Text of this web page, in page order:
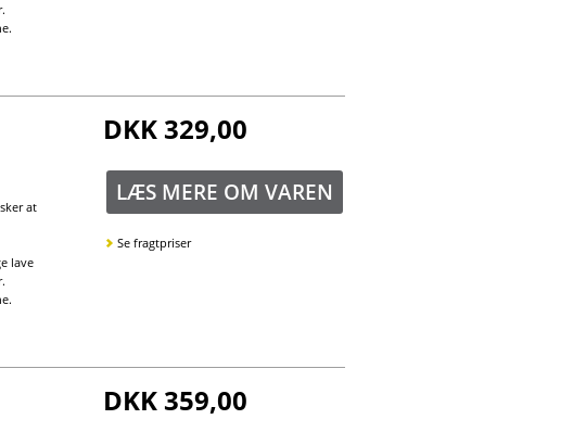
at
lave
DKK 329,00
LÆS MERE OM VAREN
Se fragtpriser
DKK 359,00